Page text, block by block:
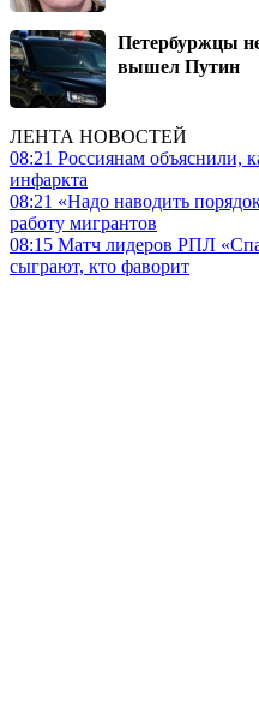
Петербуржцы
вышел Путин
ЛЕНТА НОВОСТЕЙ
08:21 Россиянам объяснили,
инфаркта
08:21 «Надо наводить
работу мигрантов
08:15 Матч лидеров РПЛ
сыграют, кто фаворит